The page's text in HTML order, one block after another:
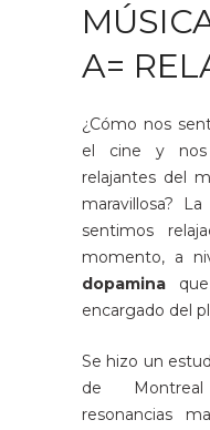
A=
¿Cómo nos
el cine y nos
relajantes del
maravillosa?
sentimos
momento, a
dopamina
encargado del
Se hizo un
de Montreal
resonancias